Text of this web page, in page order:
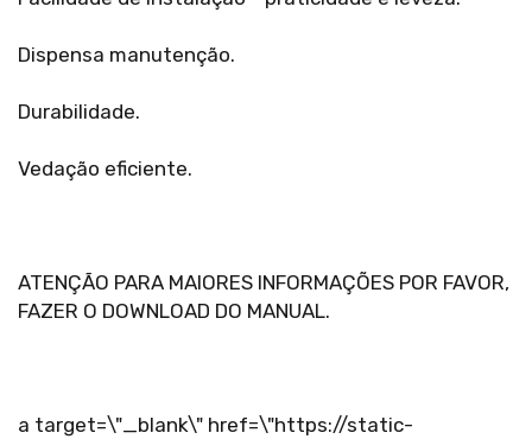
Dispensa manutenção.
Durabilidade.
Vedação eficiente.
ATENÇÃO PARA MAIORES INFORMAÇÕES POR FAVOR,
FAZER O DOWNLOAD DO MANUAL.
a target=\"_blank\" href=\"https://static-